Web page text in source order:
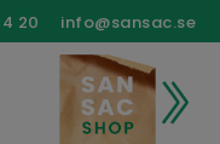
20 info@sansac.se